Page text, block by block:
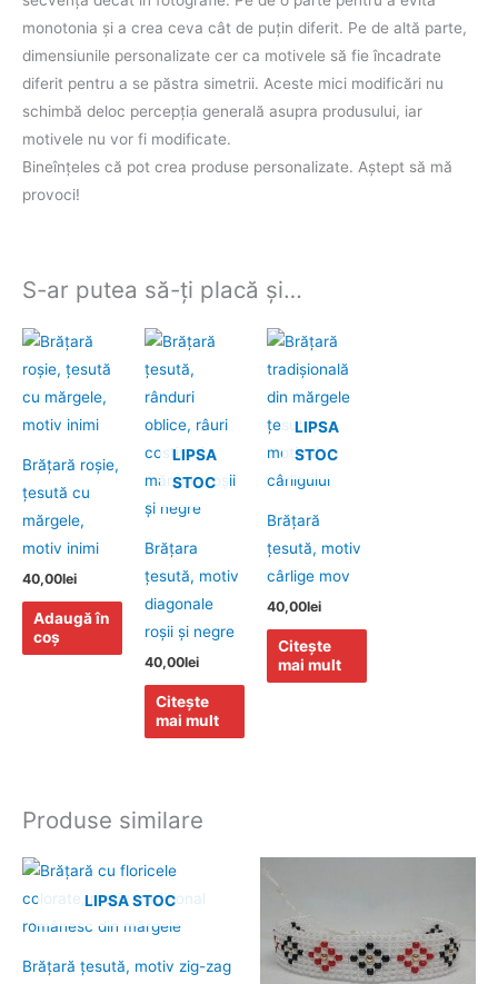
monotonia şi a crea ceva cât de puţin diferit. Pe de altă parte,
dimensiunile personalizate cer ca motivele să fie încadrate
diferit pentru a se păstra simetrii. Aceste mici modificări nu
schimbă deloc percepţia generală asupra produsului, iar
motivele nu vor fi modificate.
Bineînţeles că pot crea produse personalizate. Aştept să mă
provoci!
S-ar putea să-ți placă și…
Brăţară roşie,
ţesută cu
mărgele,
motiv inimi
40,00lei
Adaugă în
coș
LIPSA
STOC
Brăţara
ţesută, motiv
diagonale
roşii şi negre
40,00lei
Citește
mai mult
LIPSA
STOC
Brăţară
ţesută, motiv
cârlige mov
40,00lei
Citește
mai mult
Produse similare
LIPSA STOC
Brăţară ţesută, motiv zig-zag